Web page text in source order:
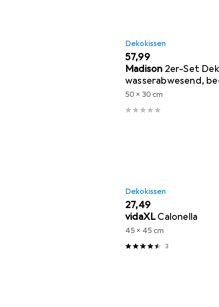
Dekokissen
EUR
57,99
Madison 2er-Set
wasserabwesend,
Outdoorkissen,
cm
50 x 30 cm
Dekokissen
EUR
27,49
vidaXLCalonella
45 x 45 cm
3